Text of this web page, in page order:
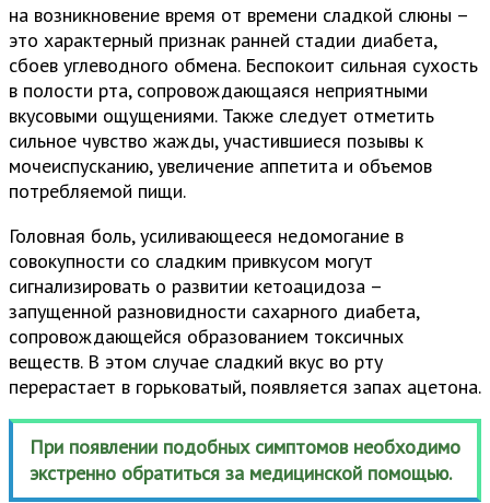
на возникновение время от времени сладкой слюны –
это характерный признак ранней стадии диабета,
сбоев углеводного обмена. Беспокоит сильная сухость
в полости рта, сопровождающаяся неприятными
вкусовыми ощущениями. Также следует отметить
сильное чувство жажды, участившиеся позывы к
мочеиспусканию, увеличение аппетита и объемов
потребляемой пищи.
Головная боль, усиливающееся недомогание в
совокупности со сладким привкусом могут
сигнализировать о развитии кетоацидоза –
запущенной разновидности сахарного диабета,
сопровождающейся образованием токсичных
веществ. В этом случае сладкий вкус во рту
перерастает в горьковатый, появляется запах ацетона.
При появлении подобных симптомов необходимо
экстренно обратиться за медицинской помощью.